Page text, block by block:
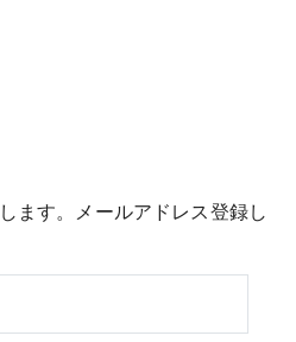
ます。メールアドレス登録し